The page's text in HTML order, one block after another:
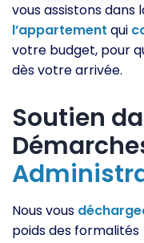
vous assistons dans
l’appartement qui
votre budget, pour
dès votre arrivée.
Soutien
Nous vous
poids des formalités